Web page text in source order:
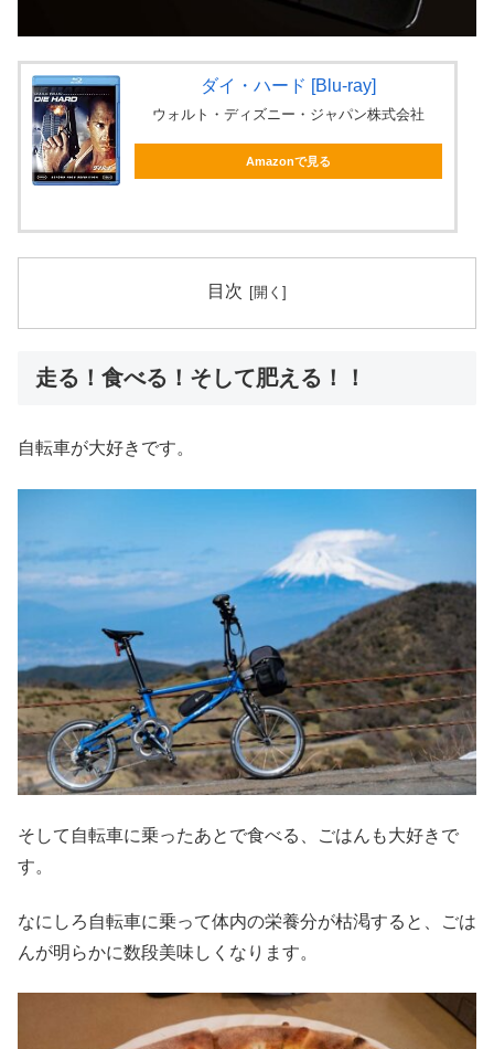
ダイ・ハード [Blu-ray]
ウォルト・ディズニー・ジャパン株式会社
Amazonで見る
目次
走る！食べる！そして肥える！！
自転車が大好きです。
そして自転車に乗ったあとで食べる、ごはんも大好きで
す。
なにしろ自転車に乗って体内の栄養分が枯渇すると、ごは
んが明らかに数段美味しくなります。